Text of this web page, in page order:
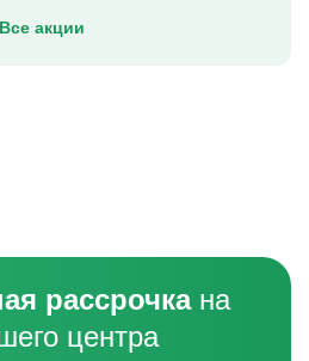
Все акции
рассрочкана
центра